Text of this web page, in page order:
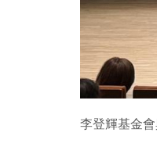
李登輝基金